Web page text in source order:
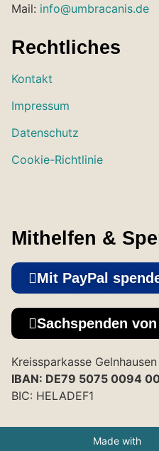
Mail: info@umbracanis.de
Rechtliches
Kontakt
Impressum
Datenschutz
Cookie-Richtlinie
Mithelfen &
Mit PayPal
Sachspenden
Kreissparkasse Gelnhausen
IBAN: DE79 5075 0094
BIC: HELADEF1
Made with